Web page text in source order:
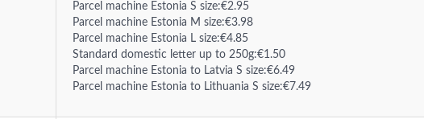
Parcel machine Estonia S size:€2.95
Parcel machine Estonia M size:€3.98
Parcel machine Estonia L size:€4.85
Standard domestic letter up to 250g:€1.50
Parcel machine Estonia to Latvia S size:€6.49
Parcel machine Estonia to Lithuania S size:€7.49